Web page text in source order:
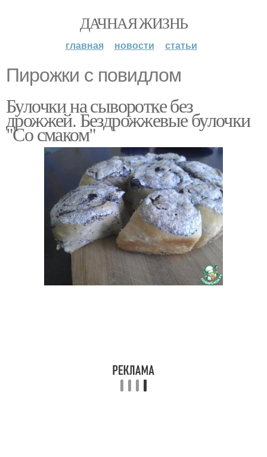
ДАЧНАЯ ЖИЗНЬ
главная новости статьи
Пирожки с повидлом
Булочки на сыворотке без
дрожжей. Бездрожжевые булочки
"Со смаком"